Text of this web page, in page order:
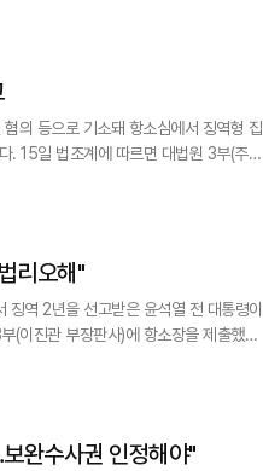
의 등으로 기소돼 항소심에서 징역형 집
심
의 상고심 선고기일을 이달 23일 오전
리오해"
징역 2년을 선고받은 윤석열 전 대통령이
서에 1
완수사권 인정해야"